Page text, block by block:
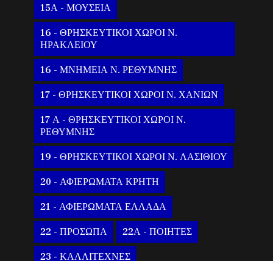
15Α - ΜΟΥΣΕΙΑ
16 - ΘΡΗΣΚΕΥΤΙΚΟΙ ΧΩΡΟΙ Ν.
ΗΡΑΚΛΕΙΟΥ
16 - ΜΝΗΜΕΙΑ Ν. ΡΕΘΥΜΝΗΣ
17 - ΘΡΗΣΚΕΥΤΙΚΟΙ ΧΩΡΟΙ Ν. ΧΑΝΙΩΝ
17 Α - ΘΡΗΣΚΕΥΤΙΚΟΙ ΧΩΡΟΙ Ν.
ΡΕΘΥΜΝΗΣ
19 - ΘΡΗΣΚΕΥΤΙΚΟΙ ΧΩΡΟΙ Ν. ΛΑΣΙΘΙΟΥ
20 - ΑΦΙΕΡΩΜΑΤΑ ΚΡΗΤΗ
21 - ΑΦΙΕΡΩΜΑΤΑ ΕΛΛΑΔΑ
22 - ΠΡΟΣΩΠΑ 22Α - ΠΟΙΗΤΕΣ
23 - ΚΑΛΛΙΤΕΧΝΕΣ